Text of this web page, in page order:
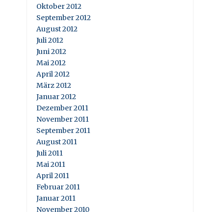
Oktober 2012
September 2012
August 2012
Juli 2012
Juni 2012
Mai 2012
April 2012
März 2012
Januar 2012
Dezember 2011
November 2011
September 2011
August 2011
Juli 2011
Mai 2011
April 2011
Februar 2011
Januar 2011
November 2010